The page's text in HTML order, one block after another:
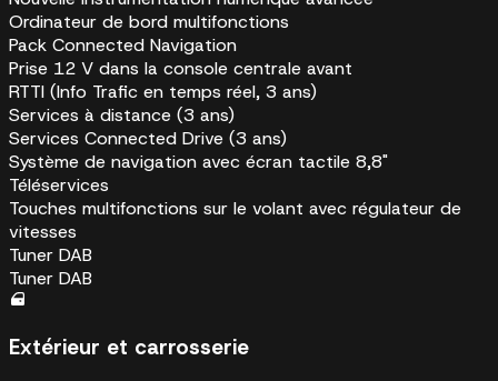
Ordinateur de bord multifonctions
Pack Connected Navigation
Prise 12 V dans la console centrale avant
RTTI (Info Trafic en temps réel, 3 ans)
Services à distance (3 ans)
Services Connected Drive (3 ans)
Système de navigation avec écran tactile 8,8"
Téléservices
Touches multifonctions sur le volant avec régulateur de
vitesses
Tuner DAB
Tuner DAB
Extérieur et carrosserie